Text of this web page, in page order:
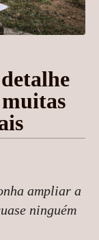
ampliar a
ninguém